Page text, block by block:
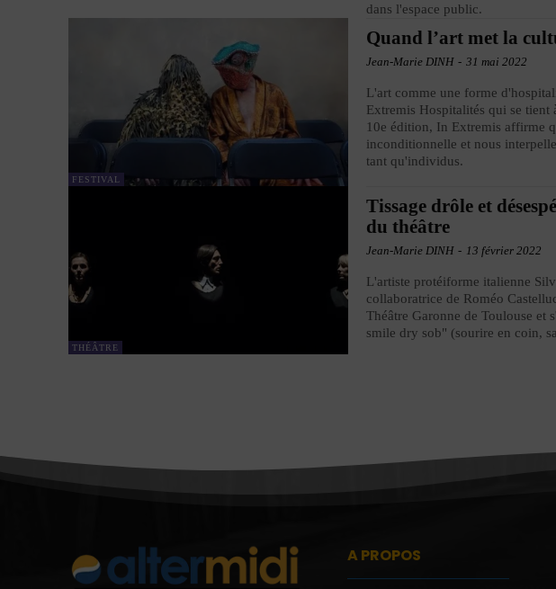
dans l'espace public.
FESTIVAL
Quand l’art met la
Jean-Marie DINH - 31 mai 2022
L'art comme une forme
Extremis Hospitalités qui se tient
10e édition, In Extremis affirme
inconditionnelle et nous
tant qu'individus.
THÉÂTRE
Tissage drôle et
du théâtre
Jean-Marie DINH - 13 février 2022
L'artiste protéiforme italienne
collaboratrice de Roméo
Théâtre Garonne de Toulouse et
smile dry sob" (sourire en coin,
A PROPOS